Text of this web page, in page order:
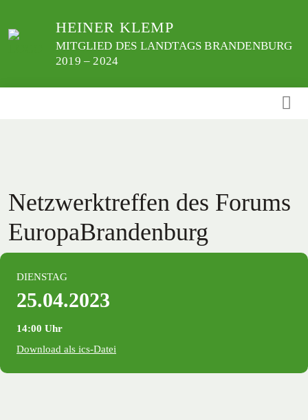
zum
HEINER KLEMP
MITGLIED DES LANDTAGS BRANDENBURG
2019 – 2024
Netzwerktreffen des Forums
EuropaBrandenburg
DIENSTAG
25.04.2023
14:00 Uhr
Download als ics-Datei